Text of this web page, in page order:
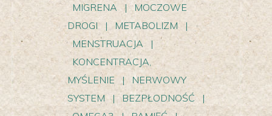
MIGRENA
|
MOCZOWE
DROGI | METABOLIZM
|
MENSTRUACJA
|
KONCENTRACJA,
MYŚLENIE
|
NERWOWY
SYSTEM
| BEZPŁODNOŚĆ
|